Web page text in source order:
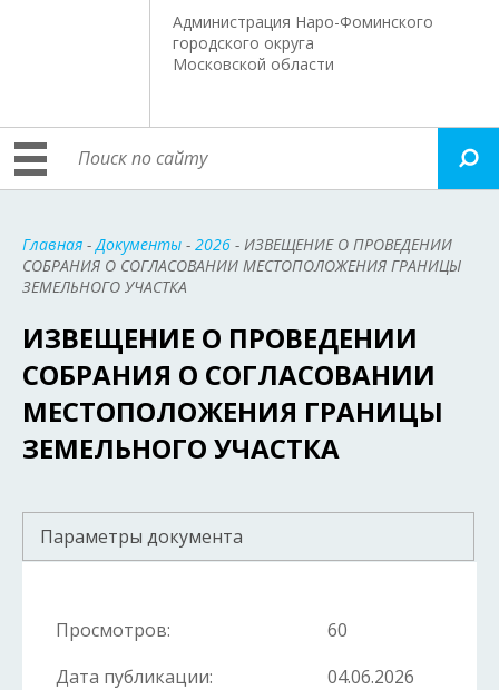
Администрация Наро-Фоминского
городского округа
Московской области
Главная -Документы - 2026 - ИЗВЕЩЕНИЕ О ПРОВЕДЕНИИ
СОБРАНИЯ О СОГЛАСОВАНИИ МЕСТОПОЛОЖЕНИЯ ГРАНИЦЫ
ЗЕМЕЛЬНОГО УЧАСТКА
ИЗВЕЩЕНИЕ О ПРОВЕДЕНИИ
СОБРАНИЯ О СОГЛАСОВАНИИ
МЕСТОПОЛОЖЕНИЯ ГРАНИЦЫ
ЗЕМЕЛЬНОГО УЧАСТКА
Параметры документа
Просмотров:
60
Дата публикации:
04.06.2026